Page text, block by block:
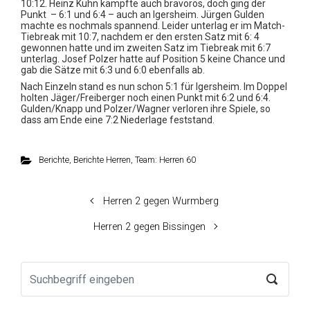
10:12. Heinz Kuhn kämpfte auch bravorös, doch ging der
Punkt – 6:1 und 6:4 – auch an Igersheim. Jürgen Gulden
machte es nochmals spannend. Leider unterlag er im Match-
Tiebreak mit 10:7, nachdem er den ersten Satz mit 6: 4
gewonnen hatte und im zweiten Satz im Tiebreak mit 6:7
unterlag. Josef Polzer hatte auf Position 5 keine Chance und
gab die Sätze mit 6:3 und 6:0 ebenfalls ab.
Nach Einzeln stand es nun schon 5:1 für Igersheim. Im Doppel
holten Jäger/Freiberger noch einen Punkt mit 6:2 und 6:4.
Gulden/Knapp und Polzer/Wagner verloren ihre Spiele, so
dass am Ende eine 7:2 Niederlage feststand.
Berichte, Berichte Herren, Team: Herren 60
Herren 2 gegen Wurmberg
Herren 2 gegen Bissingen